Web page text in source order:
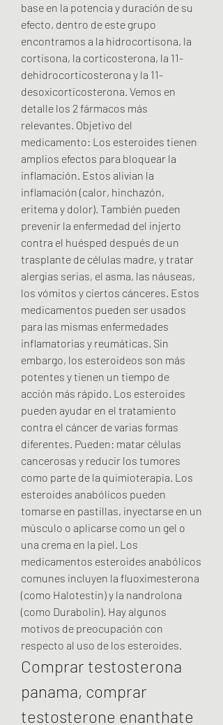
base en la potencia y duración de su
efecto, dentro de este grupo
encontramos a la hidrocortisona, la
cortisona, la corticosterona, la 11-
dehidrocorticosterona y la 11-
desoxicorticosterona. Vemos en
detalle los 2 fármacos más
relevantes. Objetivo del
medicamento: Los esteroides tienen
amplios efectos para bloquear la
inflamación. Estos alivian la
inflamación (calor, hinchazón,
eritema y dolor). También pueden
prevenir la enfermedad del injerto
contra el huésped después de un
trasplante de células madre, y tratar
alergias serias, el asma, las náuseas,
los vómitos y ciertos cánceres. Estos
medicamentos pueden ser usados
para las mismas enfermedades
inflamatorias y reumáticas. Sin
embargo, los esteroideos son más
potentes y tienen un tiempo de
acción más rápido. Los esteroides
pueden ayudar en el tratamiento
contra el cáncer de varias formas
diferentes. Pueden: matar células
cancerosas y reducir los tumores
como parte de la quimioterapia. Los
esteroides anabólicos pueden
tomarse en pastillas, inyectarse en un
músculo o aplicarse como un gel o
una crema en la piel. Los
medicamentos esteroides anabólicos
comunes incluyen la fluoximesterona
(como Halotestin) y la nandrolona
(como Durabolin). Hay algunos
motivos de preocupación con
respecto al uso de los esteroides.
Comprar testosterona
panama, comprar
testosterone enanthate